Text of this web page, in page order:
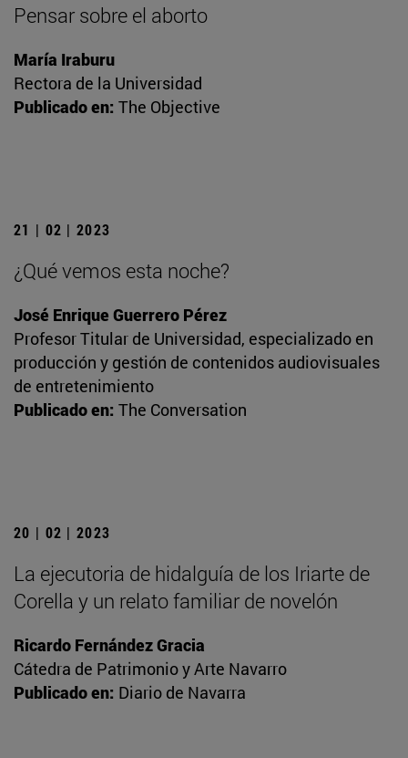
Pensar sobre el aborto
María Iraburu
Rectora de la Universidad
Publicado en: The Objective
21 | 02 | 2023
¿Qué vemos esta noche?
José Enrique Guerrero Pérez
Profesor Titular de Universidad, especializado en
producción y gestión de contenidos audiovisuales
de entretenimiento
Publicado en: The Conversation
20 | 02 | 2023
La ejecutoria de hidalguía de los Iriarte de
Corella y un relato familiar de novelón
Ricardo Fernández Gracia
Cátedra de Patrimonio y Arte Navarro
Publicado en: Diario de Navarra